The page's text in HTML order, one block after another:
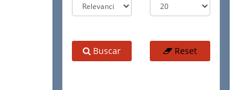
Buscar Reset